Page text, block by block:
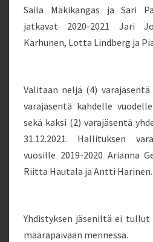
Saila Mäkikangas ja Sari
jatkavat 2020-2021 Jari
Karhunen, Lotta Lindberg ja
Valitaan neljä (4)
varajäsentä kahdelle
sekä kaksi (2) varajäsentä
31.12.2021. Hallituksen
vuosille 2019-2020 Arianna
Riitta Hautala ja Antti Harinen.
Yhdistyksen jäseniltä ei
määräpäivään mennessä.